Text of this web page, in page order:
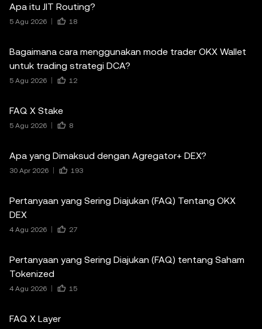
Apa itu JIT Routing?
5 Agu 2026 18
Bagaimana cara menggunakan mode trader OKX Wallet
untuk trading strategi DCA?
5 Agu 2026 12
FAQ X Stake
5 Agu 2026 8
Apa yang Dimaksud dengan Agregator+ DEX?
30 Apr 2026 193
Pertanyaan yang Sering Diajukan (FAQ) Tentang OKX
DEX
4 Agu 2026 27
Pertanyaan yang Sering Diajukan (FAQ) tentang Saham
Tokenized
4 Agu 2026 15
FAQ X Layer